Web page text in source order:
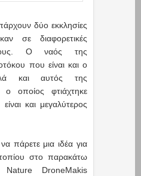
δύο εκκλησίες
σε διαφορετικές
Ο ναός της
που είναι και ο
και αυτός της
οποίος φτιάχτηκε
και μεγαλύτερος
πάρετε μια ιδέα για
στο παρακάτω
DroneMakis